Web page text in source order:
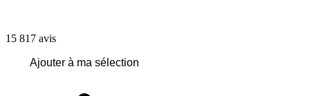
15 817 avis
Ajouter à ma sélection